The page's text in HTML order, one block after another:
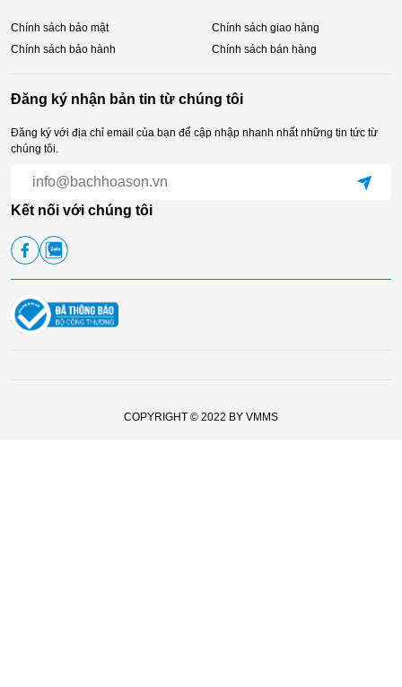
Chính sách bảo mật
Chính sách giao hàng
Chính sách bảo hành
Chính sách bán hàng
Đăng ký nhận bản tin từ chúng tôi
Đăng ký với địa chỉ email của bạn để cập nhập nhanh nhất những tin tức từ
chúng tôi.
Kết nối với chúng tôi
COPYRIGHT © 2022 BY VMMS